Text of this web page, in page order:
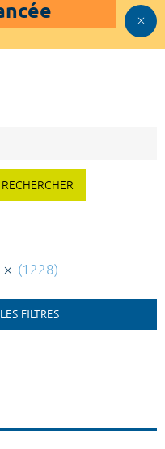
RECHERCHER
(1228)
FILTRES